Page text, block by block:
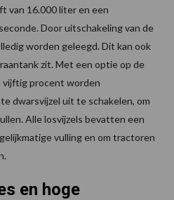
van 16.000 liter en een
Door uitschakeling van de
worden geleegd. Dit kan ook
zit. Met een optie op de
vijftig procent worden
dwarsvijzel uit te schakelen, om
Alle losvijzels bevatten een
vulling en om tractoren
en hoge